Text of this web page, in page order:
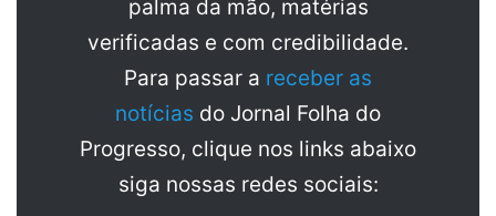
palma da mão, matérias
verificadas e com credibilidade.
Para passar a receber as
notícias do Jornal Folha do
Progresso, clique nos links abaixo
siga nossas redes sociais: